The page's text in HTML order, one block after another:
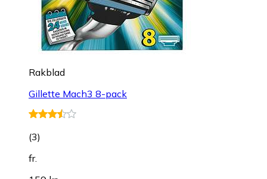
Rakblad
Gillette Mach3 8-pack
(3)
fr.